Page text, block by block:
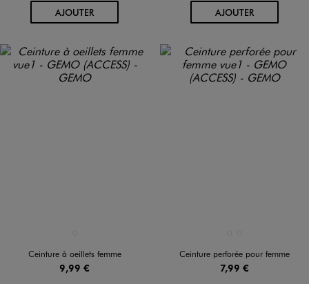
AJOUTERAU PANIER AJOUTERAU PANIER
Ceinture à oeillets femme
9,99 €
Ceinture perforée pour femme
7,99 €